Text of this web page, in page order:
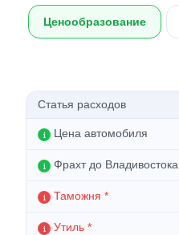
Ценообразование
Статья расходов
Цена автомобиля
Фрахт до Владивостока
Таможня *
Утиль *